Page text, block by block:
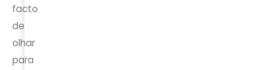
facto
de
olhar
para